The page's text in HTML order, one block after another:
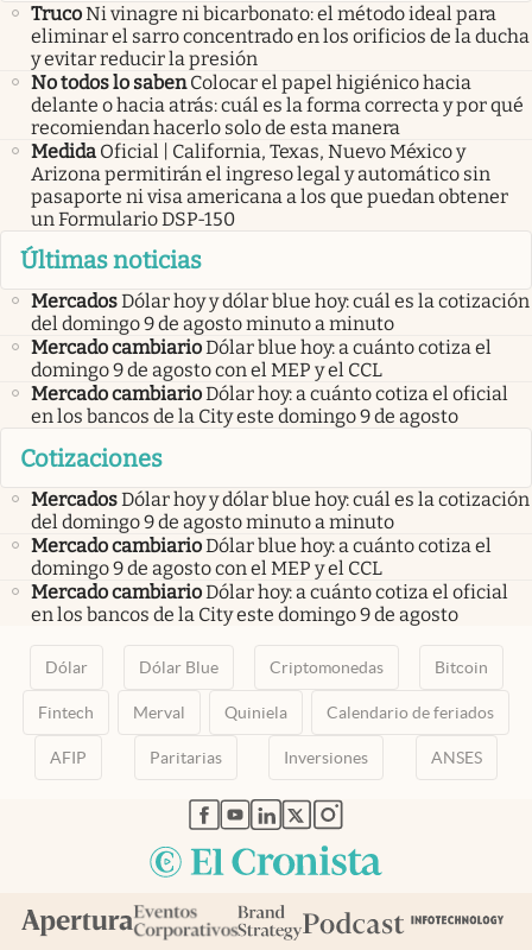
TrucoNi vinagre ni bicarbonato: el método ideal para
eliminar el sarro concentrado en los orificios de la ducha
y evitar reducir la presión
No todos lo saben Colocar el papel higiénico hacia
delante o hacia atrás: cuál es la forma correcta y por qué
recomiendan hacerlo solo de esta manera
Medida Oficial | California, Texas, Nuevo México y
Arizona permitirán el ingreso legal y automático sin
pasaporte ni visa americana a los que puedan obtener
un Formulario DSP-150
Últimas noticias
MercadosDólar hoy y dólar blue hoy: cuál es la cotización
del domingo 9 de agosto minuto a minuto
Mercado cambiarioDólar blue hoy: a cuánto cotiza el
domingo 9 de agosto con el MEP y el CCL
Mercado cambiarioDólar hoy: a cuánto cotiza el oficial
en los bancos de la City este domingo 9 de agosto
Cotizaciones
MercadosDólar hoy y dólar blue hoy: cuál es la cotización
del domingo 9 de agosto minuto a minuto
Mercado cambiarioDólar blue hoy: a cuánto cotiza el
domingo 9 de agosto con el MEP y el CCL
Mercado cambiarioDólar hoy: a cuánto cotiza el oficial
en los bancos de la City este domingo 9 de agosto
Dólar Dólar Blue Criptomonedas Bitcoin
Fintech Merval Quiniela Calendario de feriados
AFIP Paritarias Inversiones ANSES
abre en nueva pestaña
abre en nueva pestaña
abre en nueva pestaña
abre en nueva pestaña
abre en nueva pestaña